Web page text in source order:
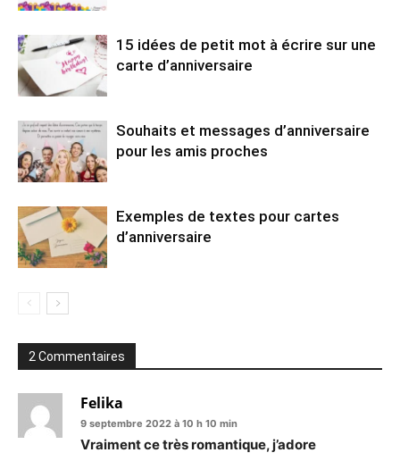
15 idées de petit mot à écrire sur une
carte d’anniversaire
Souhaits et messages d’anniversaire
pour les amis proches
Exemples de textes pour cartes
d’anniversaire
2 Commentaires
Felika
9 septembre 2022 à 10 h 10 min
Vraiment ce très romantique, j’adore